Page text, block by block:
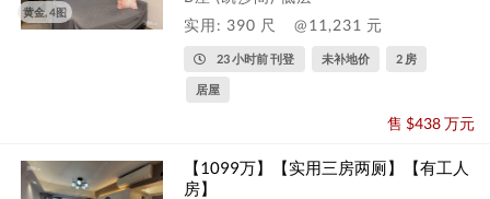
黄金, 4图
实用: 390 尺
@11,231 元
23 小时前 刊登 未补地价 2 房
居屋
售 $438 万元
【1099万】【实用三房两厕】【有工人
房】